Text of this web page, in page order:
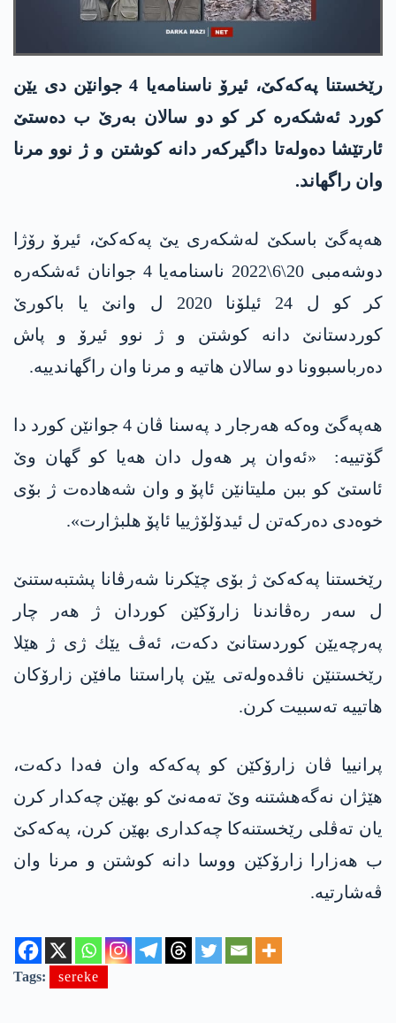
رێخستنا په‌كه‌كێ، ئیرۆ ناسنامه‌یا 4 جوانێن دی یێن
كورد ئه‌شكه‌ره‌ كر كو دو سالان به‌رێ ب ده‌ستێ
ئارتێشا ده‌وله‌تا داگیركه‌ر دانه‌ كوشتن و ژ نوو مرنا
وان راگهاند.
هه‌په‌گێ باسكێ له‌شكه‌ری یێ په‌كه‌كێ، ئیرۆ رۆژا
دوشه‌مبی 20\6\2022 ناسنامه‌یا 4 جوانان ئه‌شكه‌ره‌
كر كو ل 24 ئیلۆنا 2020 ل وانێ یا باكورێ
كوردستانێ دانه‌ كوشتن و ژ نوو ئیرۆ و پاش
ده‌رباسبوونا دو سالان هاتیه‌ و مرنا وان راگهاندییه‌.
هه‌په‌گێ وه‌كه‌ هه‌رجار د په‌سنا ڤان 4 جوانێن كورد دا
گۆتییه: ‌ «ئه‌وان پر هه‌ول دان هه‌یا كو گهان وێ
ئاستێ كو ببن ملیتانێن ئاپۆ و وان شه‌هاده‌ت ژ بۆی
خوه‌دی ده‌ركه‌تن ل ئیدۆلۆژییا ئاپۆ هلبژارت».
رێخستنا په‌كه‌كێ ژ بۆی چێكرنا شه‌رڤانا پشتبه‌ستنێ
ل سه‌ر ره‌ڤاندنا زارۆكێن كوردان ژ هه‌ر چار
په‌رچه‌یێن كوردستانێ دكه‌ت، ئه‌ڤ یێك ژی ژ هێلا
رێخستنێن ناڤده‌وله‌تی یێن پاراستنا مافێن زارۆكان
هاتییه‌ ته‌سبیت كرن.
پرانییا ڤان زارۆكێن كو په‌كه‌كه‌ وان فه‌دا دكه‌ت،
هێژان نه‌گه‌هشتنه‌ وێ ته‌مه‌نێ كو بهێن چه‌كدار كرن
یان ته‌ڤلی رێخستنه‌كا‌ چه‌كداری بهێن كرن، په‌كه‌كێ
ب هه‌زارا زارۆكێن ووسا دانه‌ كوشتن و مرنا وان
ڤه‌شارتیه‌.
Tags: sereke